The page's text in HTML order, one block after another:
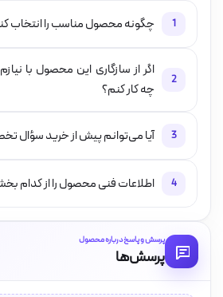
1 چگونه محصول مناسب را انتخاب
2
اگر از سازگاری این محصول با
چه کار کنم؟
3 آیا می‌توانم پیش از خرید سؤال
4 اطلاعات فنی محصول را از کدام
پرسش و پاسخ درباره محصول
پرسش‌ها